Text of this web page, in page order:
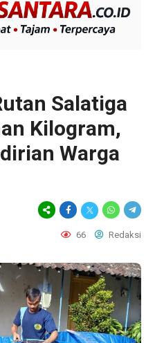
Salatiga
Kilogram,
Warga
66 Redaksi